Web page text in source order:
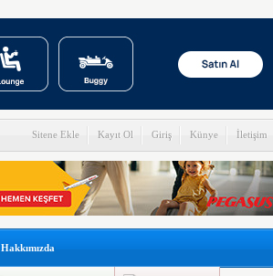
Sitene Ekle Kayıt Ol Giriş Künye İletişim
Hakkımızda